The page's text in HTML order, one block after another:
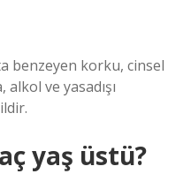
benzeyen korku, cinsel
ve yasadışı
yaş üstü?